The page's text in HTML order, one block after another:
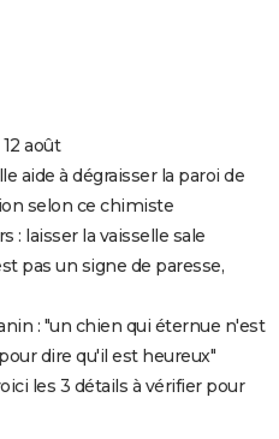
août
aide à dégraisser la paroi de
selon ce chimiste
: laisser la vaisselle sale
pas un signe de paresse,
: "un chien qui éternue n'est
dire qu'il est heureux"
les 3 détails à vérifier pour